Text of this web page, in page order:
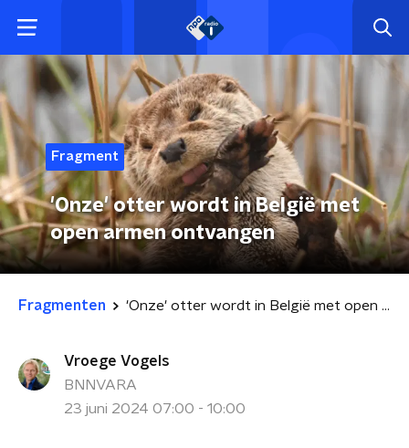
Fragment
'Onze' otter wordt in België met
open armen ontvangen
Fragmenten 'Onze' otter wordt in België met open armen ontvangen
Vroege Vogels
BNNVARA
23 juni 2024 07:00 - 10:00